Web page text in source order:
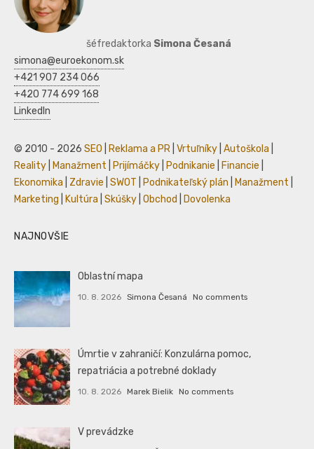
šéfredaktorka Simona Česaná
simona@euroekonom.sk
+421 907 234 066
+420 774 699 168
LinkedIn
© 2010 - 2026 SEO Reklama a PR Vrtuľníky Autoškola
Reality
Manažment Prijímáčky Podnikanie Financie
Ekonomika
Zdravie SWOT Podnikateľský plán Manažment
Marketing
Kultúra Skúšky Obchod Dovolenka
NAJNOVŠIE
Oblastní mapa
10. 8. 2026 Simona Česaná No comments
Úmrtie v zahraničí: Konzulárna pomoc,
repatriácia a potrebné doklady
10. 8. 2026 Marek Bielik No comments
V prevádzke